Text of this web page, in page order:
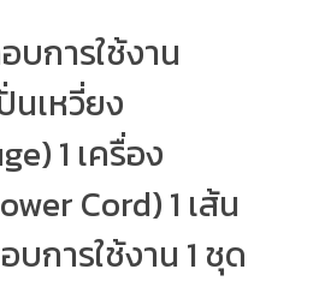
การใช้งาน
นเหวี่ยง
1 เครื่อง
Cord) 1 เส้น
บการใช้งาน 1 ชุด